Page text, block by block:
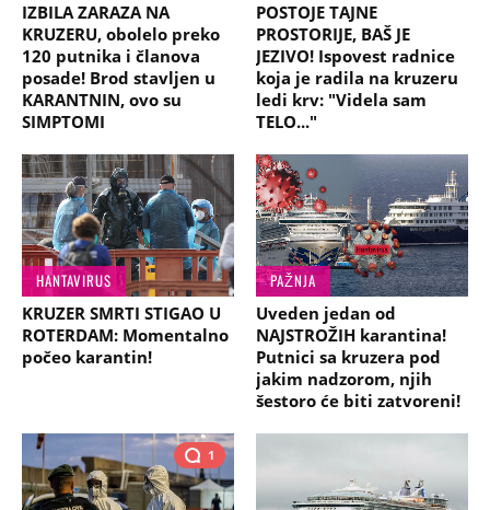
IZBILA ZARAZA NA
KRUZERU, obolelo preko
120 putnika i članova
posade! Brod stavljen u
KARANTNIN, ovo su
SIMPTOMI
POSTOJE TAJNE
PROSTORIJE, BAŠ JE
JEZIVO! Ispovest radnice
koja je radila na kruzeru
ledi krv: "Videla sam
TELO..."
HANTAVIRUS
KRUZER SMRTI STIGAO U
ROTERDAM: Momentalno
počeo karantin!
PAŽNJA
Uveden jedan od
NAJSTROŽIH karantina!
Putnici sa kruzera pod
jakim nadzorom, njih
šestoro će biti zatvoreni!
1